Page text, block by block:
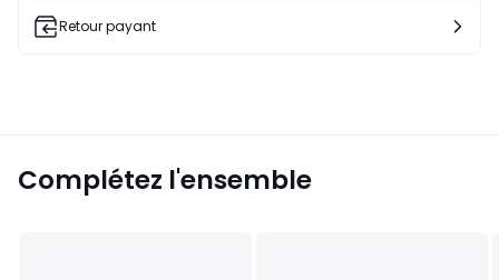
Retour payant
Complétez l'ensemble